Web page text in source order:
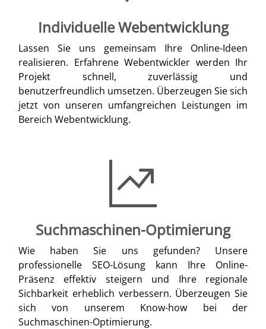
Individuelle Webentwicklung
Lassen Sie uns gemeinsam Ihre Online-Ideen
realisieren. Erfahrene Webentwickler werden Ihr
Projekt schnell, zuverlässig und
benutzerfreundlich umsetzen. Überzeugen Sie sich
jetzt von unseren umfangreichen Leistungen im
Bereich Webentwicklung.
Suchmaschinen-Optimierung
Wie haben Sie uns gefunden? Unsere
professionelle SEO-Lösung kann Ihre Online-
Präsenz effektiv steigern und Ihre regionale
Sichbarkeit erheblich verbessern. Überzeugen Sie
sich von unserem Know-how bei der
Suchmaschinen-Optimierung.